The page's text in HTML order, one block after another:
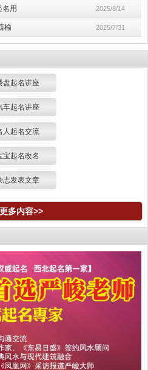
名用 2025/8/14
榆 2025/7/31
盘起名讲座
车起名讲座
人起名交流
宝起名改名
志发表文章
多内容>>